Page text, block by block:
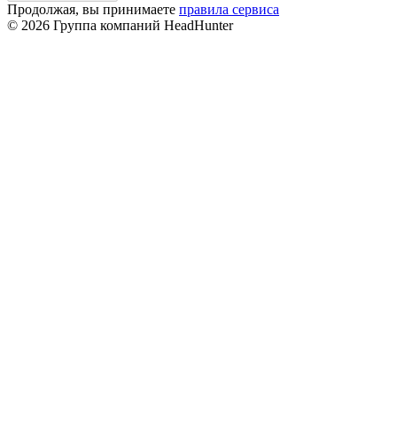
Продолжая, вы принимаете правила сервиса
© 2026 Группа компаний HeadHunter